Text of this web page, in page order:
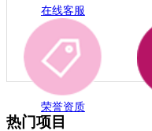
在线客服
荣誉资质
热门项目